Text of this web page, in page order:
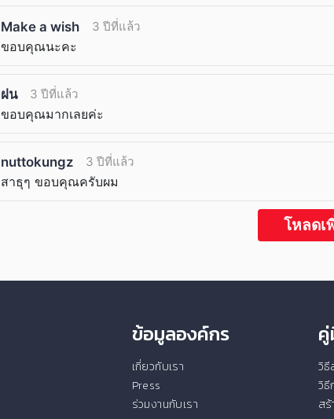
Make a wish 3 ปีที่แล้ว
ขอบคุณนะคะ
ฝน 3 ปีที่แล้ว
ขอบคุณมากเลยค่ะ
nuttokungz 3 ปีที่แล้ว
สาธุๆ ขอบคุณครับผม
โหลดเ
ข้อมูลองค์กร
เกี่ยวกับเรา
Press
ร่วมงานกับเรา
วิ
วิธี
ส